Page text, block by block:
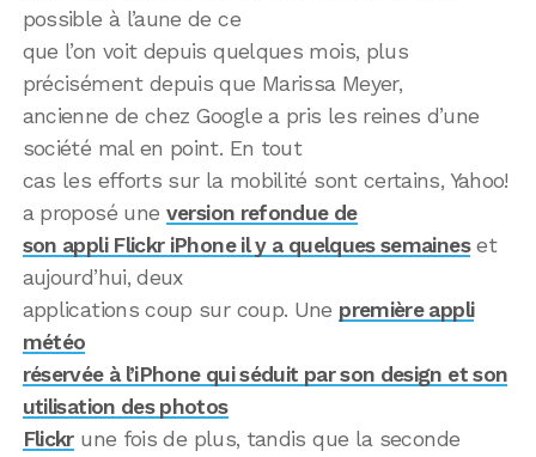
possible à l’aune de ce
que l’on voit depuis quelques mois, plus
précisément depuis que Marissa Meyer,
ancienne de chez Google a pris les reines d’une
société mal en point. En tout
cas les efforts sur la mobilité sont certains, Yahoo!
a proposé une version refondue de
son appli Flickr iPhone il y a quelques semaineset
aujourd’hui, deux
applications coup sur coup. Une première appli
météo
réservée à l’iPhone qui séduit par son design et son
utilisation des photos
Flickrune fois de plus, tandis que la seconde